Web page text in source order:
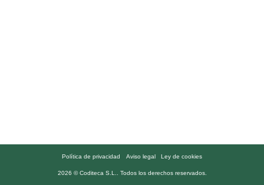
Política de privacidad Aviso legal Ley de cookies
2026 ©Coditeca S.L. . Todos los derechos reservados.